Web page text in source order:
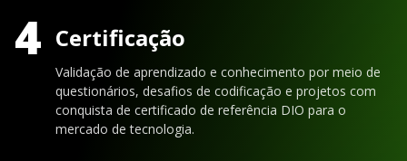
4 Certificação
Validação de aprendizado e conhecimento por meio de
questionários, desafios de codificação e projetos com
conquista de certificado de referência DIO para o
mercado de tecnologia.